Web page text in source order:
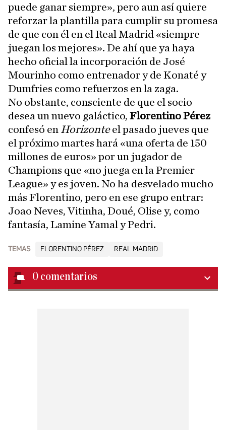
puede ganar siempre», pero aun así quiere
reforzar la plantilla para cumplir su promesa
de que con él en el Real Madrid «siempre
juegan los mejores». De ahí que ya haya
hecho oficial la incorporación de José
Mourinho como entrenador y de Konaté y
Dumfries como refuerzos en la zaga.
No obstante, consciente de que el socio
desea un nuevo galáctico, Florentino Pérez
confesó en Horizonteel pasado jueves que
el próximo martes hará «una oferta de 150
millones de euros» por un jugador de
Champions que «no juega en la Premier
League» y es joven. No ha desvelado mucho
más Florentino, pero en ese grupo entrar:
Joao Neves, Vitinha, Doué, Olise y, como
fantasía, Lamine Yamal y Pedri.
TEMAS FLORENTINO PÉREZ REAL MADRID
0 comentarios